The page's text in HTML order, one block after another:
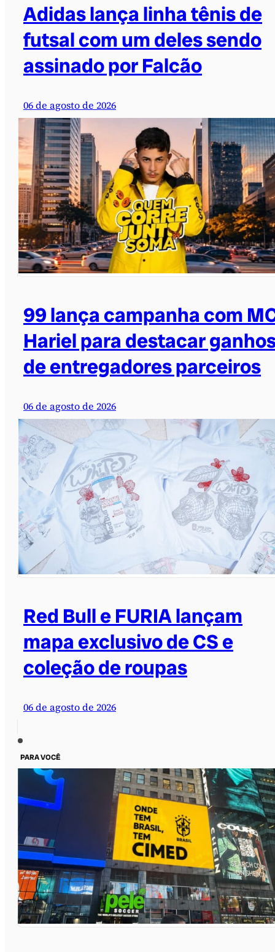
Adidas lança linha tênis de
futsal com um deles sendo
assinado por Falcão
06 de agosto de 2026
99 lança campanha com
Hariel para destacar
de entregadores parceiros
06 de agosto de 2026
Red Bull e FURIA lançam
mapa exclusivo de CS e
coleção de roupas
06 de agosto de 2026
PARA VOCÊ